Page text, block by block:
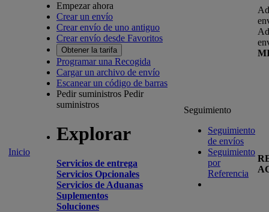
Inicio
Empezar ahora
Crear un envío
Crear envío de uno antiguo
Crear envío desde Favoritos
Obtener la tarifa
Programar una Recogida
Cargar un archivo de envío
Escanear un código de barras
Pedir suministros Pedir
suministros
Explorar
Servicios de entrega
Servicios Opcionales
Servicios de Aduanas
Suplementos
Soluciones
Seguimiento
Seguimiento
de envíos
Seguimiento
por
Referencia